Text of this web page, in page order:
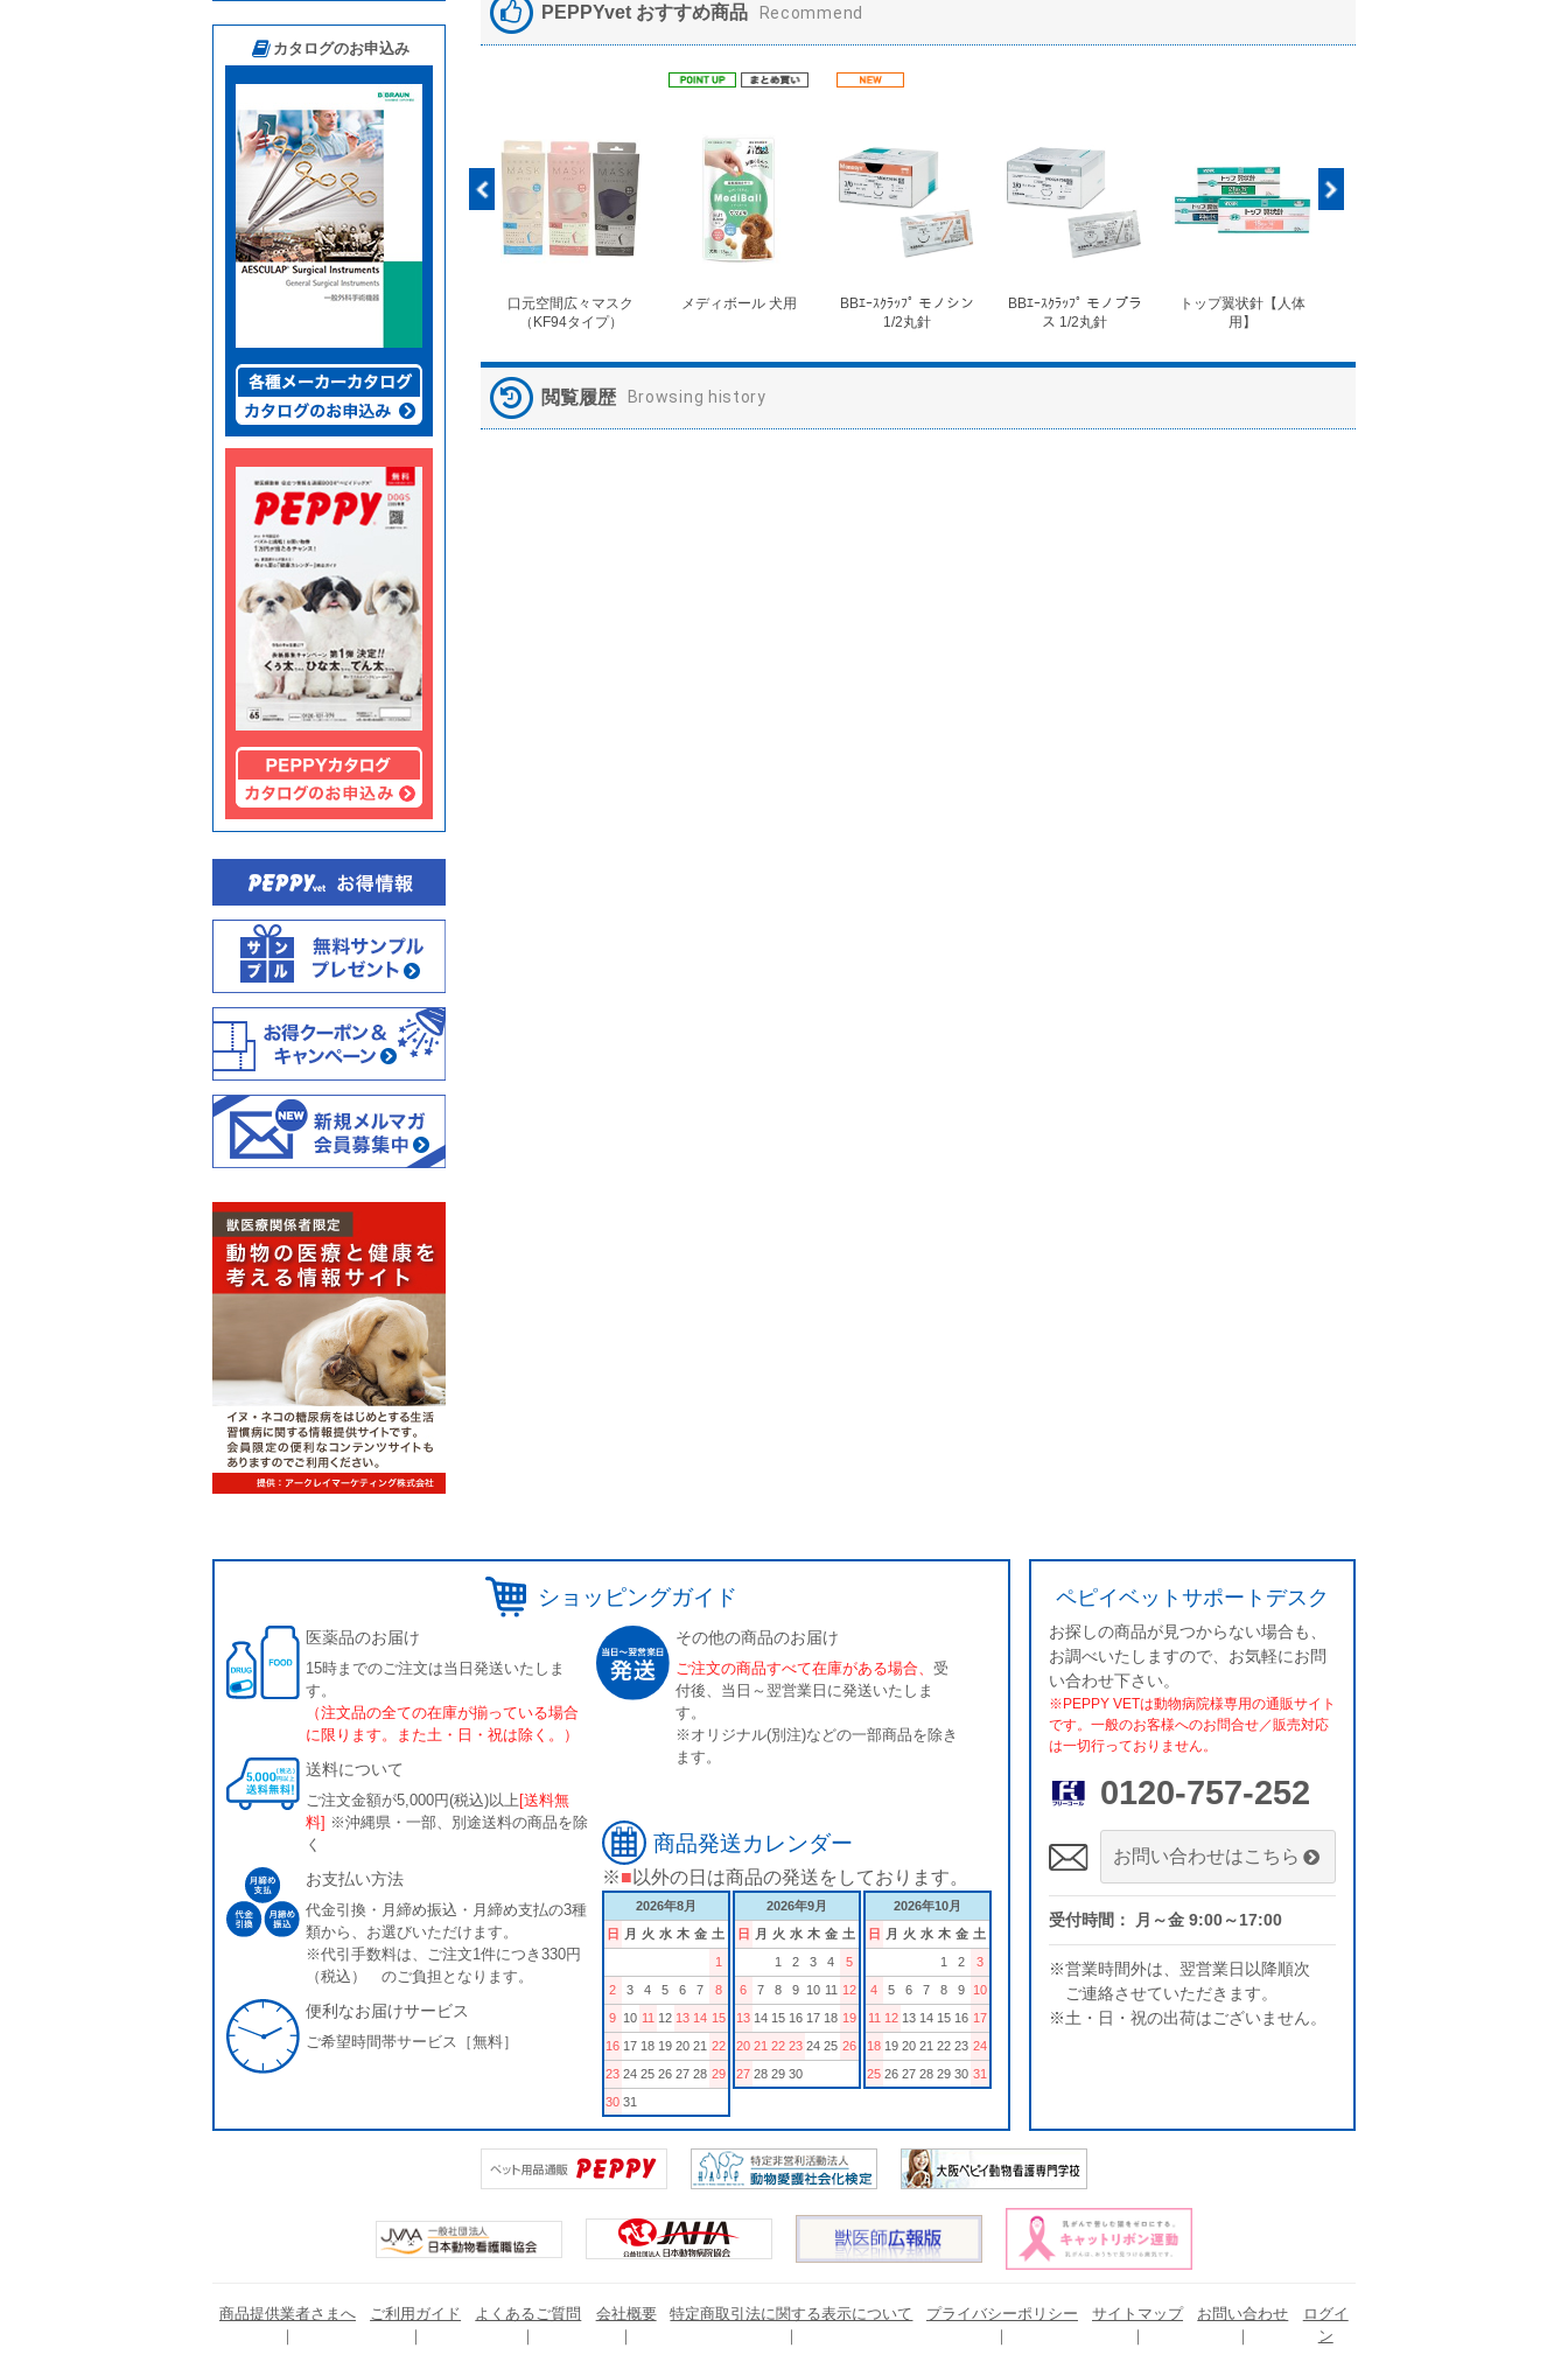
カタログのお申込み
PEPPYvet おすすめ商品 Recommend
ペピイマジカルシーツ
口元空間広々マスク
（KF94タイプ）
メディボール 犬用
BBｴｰｽｸﾗｯﾌﾟ モノシン
1/2丸針
BBｴｰｽｸﾗｯﾌﾟ モノプラ
ス 1/2丸針
トップ翼状針【人体
用】
閲覧履歴 Browsing history
ショッピングガイド
医薬品のお届け
15時までのご注文は当日発送いたしま
す。
（注文品の全ての在庫が揃っている場合
に限ります。また土・日・祝は除く。）
送料について
ご注文金額が5,000円(税込)以上 [送料無
料] ※沖縄県・一部、別途送料の商品を除
く
お支払い方法
代金引換・月締め振込・月締め支払の3種
類から、お選びいただけます。
※代引手数料は、ご注文1件につき330円
（税込） のご負担となります。
便利なお届けサービス
ご希望時間帯サービス［無料］
その他の商品のお届け
ご注文の商品すべて在庫がある場合、 受
付後、当日～翌営業日に発送いたしま
す。
※オリジナル(別注)などの一部商品を除き
ます。
商品発送カレンダー
※■以外の日は商品の発送をしております。
2026年8月
日 月 火 水 木 金 土
1
2
3 4 5 6 7
8
9 10 11 12 13 14 15
16 17 18 19 20 21 22
23 24 25 26 27 28 29
30 31
2026年9月
日 月 火 水 木 金 土
1
2 3 4
5
6
7 8 9 10 11 12
13 14 15 16 17 18 19
20 21 22 23 24 25 26
27 28 29 30
2026年10月
日 月 火 水 木 金 土
1
2
3
4
5 6 7 8 9
10
11 12 13 14 15 16 17
18 19 20 21 22 23 24
25 26 27 28 29 30 31
ペピイベットサポートデスク
お探しの商品が見つからない場合も、
お調べいたしますので、お気軽にお問
い合わせ下さい。
※PEPPY VETは動物病院様専用の通販サイト
です。一般のお客様へのお問合せ／販売対応
は一切行っておりません。
0120-757-252
お問い合わせはこちら
受付時間： 月～金 9:00～17:00
※営業時間外は、翌営業日以降順次
ご連絡させていただきます。
※土・日・祝の出荷はございません。
商品提供業者さまへ ご利用ガイド よくあるご質問 会社概要 特定商取引法に関する表示について プライバシーポリシー サイトマップ お問い合わせ
ログイ
ン